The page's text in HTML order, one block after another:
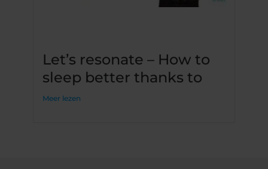
Let’s resonate – How to
sleep better thanks to
Meer lezen